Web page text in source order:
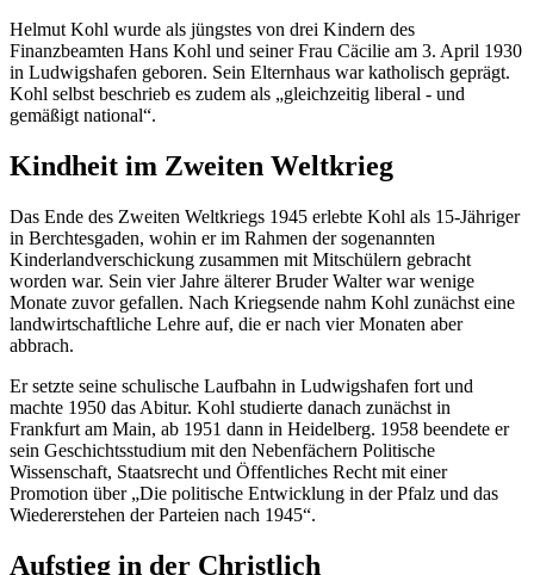
Helmut Kohl wurde als jüngstes von drei Kindern des
Finanzbeamten Hans Kohl und seiner Frau Cäcilie am 3. April 1930
in Ludwigshafen geboren. Sein Elternhaus war katholisch geprägt.
Kohl selbst beschrieb es zudem als „gleichzeitig liberal - und
gemäßigt national“.
Kindheit im Zweiten Weltkrieg
Das Ende des Zweiten Weltkriegs 1945 erlebte Kohl als 15-Jähriger
in Berchtesgaden, wohin er im Rahmen der sogenannten
Kinderlandverschickung zusammen mit Mitschülern gebracht
worden war. Sein vier Jahre älterer Bruder Walter war wenige
Monate zuvor gefallen. Nach Kriegsende nahm Kohl zunächst eine
landwirtschaftliche Lehre auf, die er nach vier Monaten aber
abbrach.
Er setzte seine schulische Laufbahn in Ludwigshafen fort und
machte 1950 das Abitur. Kohl studierte danach zunächst in
Frankfurt am Main, ab 1951 dann in Heidelberg. 1958 beendete er
sein Geschichtsstudium mit den Nebenfächern Politische
Wissenschaft, Staatsrecht und Öffentliches Recht mit einer
Promotion über „Die politische Entwicklung in der Pfalz und das
Wiedererstehen der Parteien nach 1945“.
Aufstieg in der Christlich